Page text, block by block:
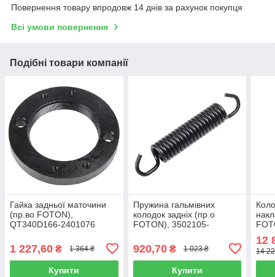
Повернення товару впродовж 14 днів за рахунок покупця
Всі умови повернення
Подібні товари компанії
Гайка задньої маточини
(пр.во FOTON),
QT340D166-2401076
1 227,60 ₴ 1 364 ₴
Купити
Пружина гальмівних
колодок задніх (пр.о
FOTON), 3502105-
920,70₴ 1 023 ₴
Купити
12
14